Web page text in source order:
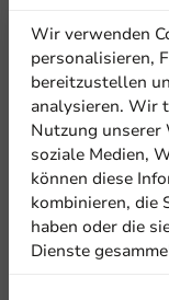
94,75 €
Sie
Wir verwenden
personalisieren,
bereitzustellen
analysieren. Wir
Nutzung unserer
soziale Medien,
können diese
kombinieren, die
haben oder die
Dienste